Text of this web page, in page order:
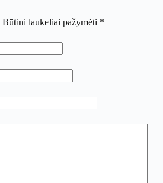
Būtini laukeliai pažymėti *